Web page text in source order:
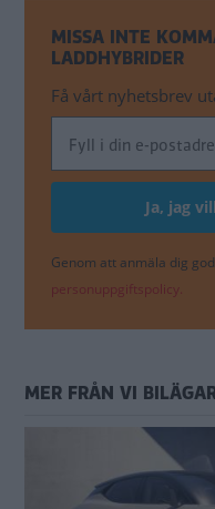
MISSA INTE
LADDHYBRIDER
Få vårt nyhetsbrev
Genom att anmäla dig
personuppgiftspolicy.
MER FRÅN VI